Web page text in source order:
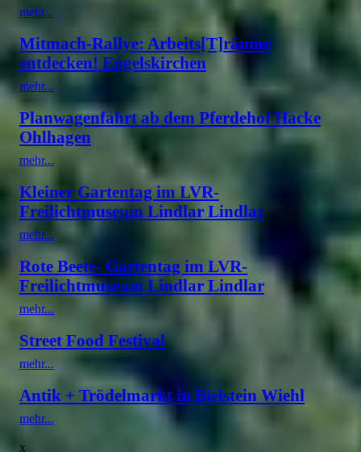
mehr...
Mitmach-Rallye: Arbeits[T]räume
entdecken! Engelskirchen
mehr...
Planwagenfahrt ab dem Pferdehof Hacke
Ohlhagen
mehr...
Kleiner Gartentag im LVR-
Freilichtmuseum Lindlar Lindlar
mehr...
Rote Beete- Gartentag im LVR-
Freilichtmuseum Lindlar Lindlar
mehr...
Street Food Festival
mehr...
Antik + Trödelmarkt in Bielstein Wiehl
mehr...
x